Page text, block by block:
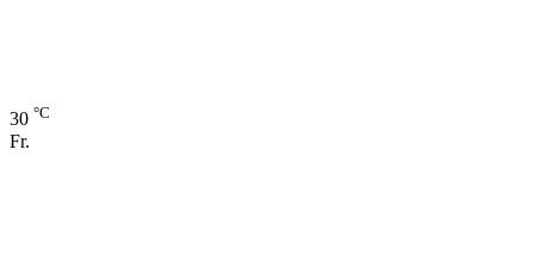
30 °C
Fr.